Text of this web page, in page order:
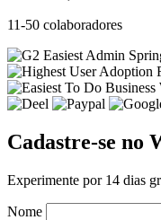
11-50 colaboradores
Cadastre-se no
Experimente por 14 dias
Nome